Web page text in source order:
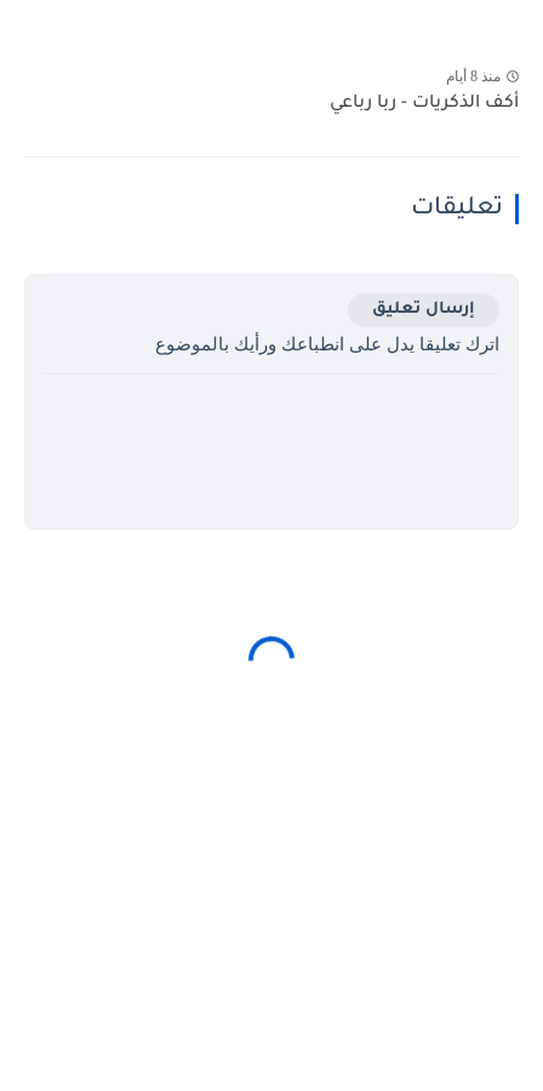
منذ 8 أيام
أكف الذكريات - ربا رباعي
تعليقات
إرسال تعليق
اترك تعليقا يدل على انطباعك ورأيك بالموضوع